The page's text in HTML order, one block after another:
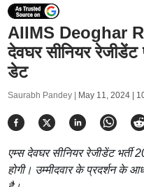
AIIMS Deoghar
देवघर सीनियर रेजीडेंट
डेट
Saurabh Pandey | May 11, 2024 |
एम्स देवघर सीनियर रेजीडेंट भर्ती
होगी। उम्मीदवार के प्रदर्शन के